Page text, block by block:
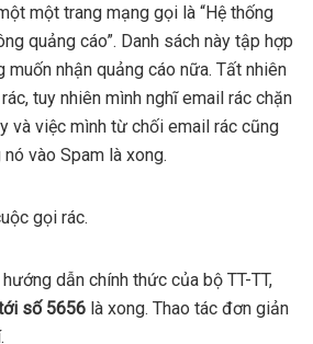
một trang mạng gọi là “Hệ thống
quảng cáo”. Danh sách này tập hợp
muốn nhận quảng cáo nữa. Tất nhiên
tuy nhiên mình nghĩ email rác chặn
và việc mình từ chối email rác cũng
vào Spam là xong.
gọi rác.
dẫn chính thức của bộ TT-TT,
số 5656 là xong. Thao tác đơn giản